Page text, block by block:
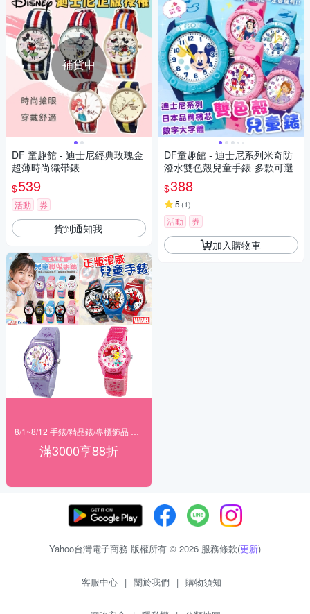
補貨中
DF 童趣館 - 迪士尼經典玫瑰金
超薄時尚織帶錶
$539
活動 券
貨到通知我
滿3000享88折
DF童趣館 - 迪士尼系列米奇防
潑水雙色殼兒童手錶-多款可選
$388
5 (1)
活動 券
加入購物車
Yahoo台灣電子商務 版權所有 © 2026 服務條款(更新)
客服中心 | 關於我們 | 購物須知